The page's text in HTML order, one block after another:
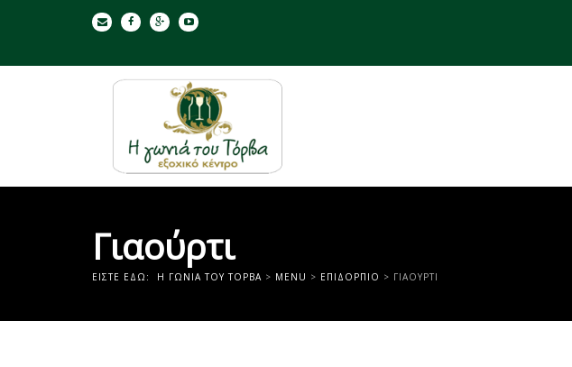
Γιαούρτι
ΕΊΣΤΕ ΕΔΏ: Η ΓΩΝΙΑ ΤΟΥ ΤΟΡΒΑ > MENU > ΕΠΙΔΌΡΠΙΟ > ΓΙΑΟΎΡΤΙ